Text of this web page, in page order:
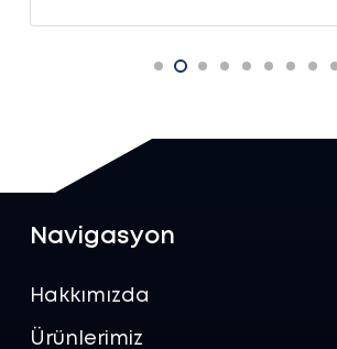
Navigasyon
Hakkımızda
Ürünlerimiz